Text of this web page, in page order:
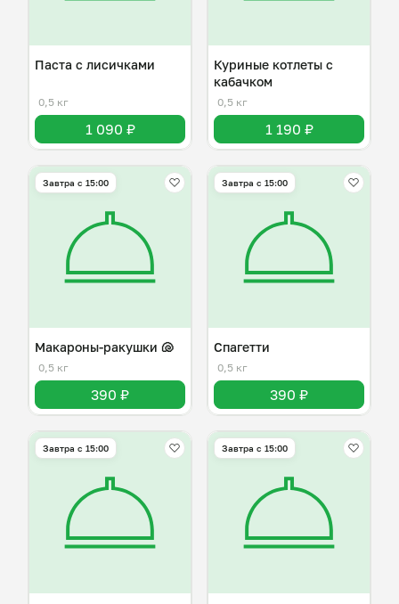
Паста с лисичками
0,5 кг
1 090 ₽
Куриные котлеты с
кабачком
0,5 кг
1 190 ₽
Завтра c 15:00
Макароны-ракушки 🐚
0,5 кг
390 ₽
Завтра c 15:00
Спагетти
0,5 кг
390 ₽
Завтра c 15:00 Завтра c 15:00